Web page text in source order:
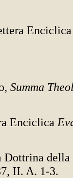
Summa
Enciclica
della
II. A. 1-3.